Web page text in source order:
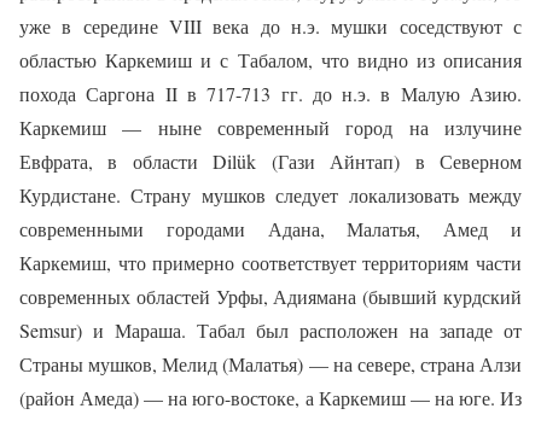
уже в середине VIII века до н.э. мушки соседствуют с
областью Каркемиш и с Табалом, что видно из описания
похода Саргона II в 717-713 гг. до н.э. в Малую Азию.
Каркемиш — ныне современный город на излучине
Евфрата, в области Dilük (Гази Айнтап) в Северном
Курдистане. Страну мушков следует локализовать между
современными городами Адана, Малатья, Амед и
Каркемиш, что примерно соответствует территориям части
современных областей Урфы, Адиямана (бывший курдский
Semsur) и Мараша. Табал был расположен на западе от
Страны мушков, Мелид (Малатья) — на севере, страна Алзи
(район Амеда) — на юго-востоке, а Каркемиш — на юге. Из